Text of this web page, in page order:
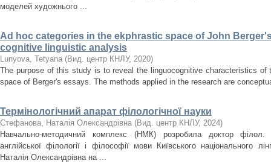
моделей художнього ...
Ad hoc categories in the ekphrastic space of John
cognitive linguistic analysis
Lunyova, Tetyana (Вид. центр КНЛУ, 2020)
The purpose of this study is to reveal the linguocognitive characteristics
space of Berger's essays. The methods applied in the research are
Термінологічний апарат філологічної науки
Стефанова, Наталія Олександрівна (Вид. центр КНЛУ, 2024)
Навчально-методичний комплекс (НМК) розробила доктор
англійської філології і філософії мови Київського національного
Наталія Олександрівна на ...